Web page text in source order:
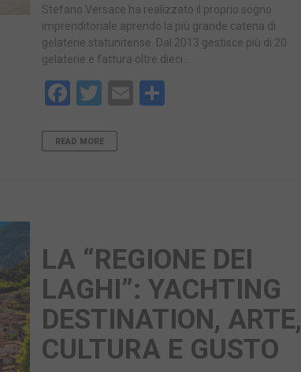
Stefano Versace ha realizzato il proprio sogno
imprenditoriale aprendo la più grande catena di
gelaterie statunitense. Dal 2013 gestisce più di 20
gelaterie e fattura oltre dieci…
Facebook
TwitterEmail
READ MORE
LA “REGIONE DEI
LAGHI”: YACHTING
DESTINATION, ARTE,
CULTURA E GUSTO